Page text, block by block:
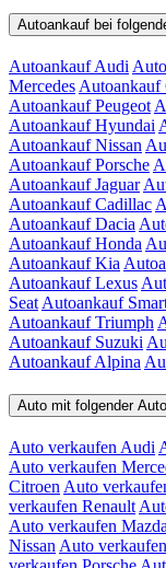
Autoankauf bei
Autoankauf Audi
Mercedes Autoankauf
Autoankauf Peugeot
Autoankauf Hyundai
Autoankauf Nissan
Autoankauf Porsche
Autoankauf Jaguar
Autoankauf Cadillac
Autoankauf Dacia
Autoankauf Honda
Autoankauf Kia
Autoankauf Lexus
Seat Autoankauf
Autoankauf Triumph
Autoankauf Suzuki
Autoankauf Alpina
Auto mit folgender
Auto verkaufen Audi
Auto verkaufen
Citroen Auto
verkaufen Renault
Auto verkaufen Mazda
Nissan Auto